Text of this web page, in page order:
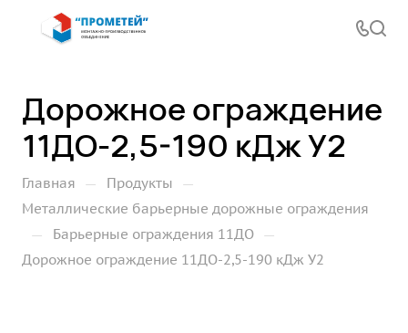
Дорожное ограждение
11ДО-2,5-190 кДж У2
Главная — Продукты —
Металлические барьерные дорожные ограждения
— Барьерные ограждения 11ДО —
Дорожное ограждение 11ДО-2,5-190 кДж У2